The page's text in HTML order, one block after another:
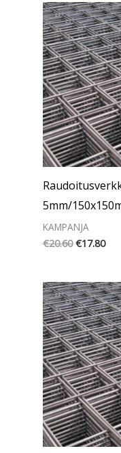
5mm/
KAMPANJA
€20.60
hinta
oli:
€20.60.
€17.80
on: